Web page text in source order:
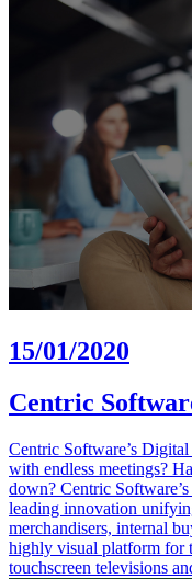
15/01/2020
Centric
Centric Software’s
with endless meetings?
down? Centric
leading innovation
merchandisers, internal
highly visual platform for
touchscreen televisions